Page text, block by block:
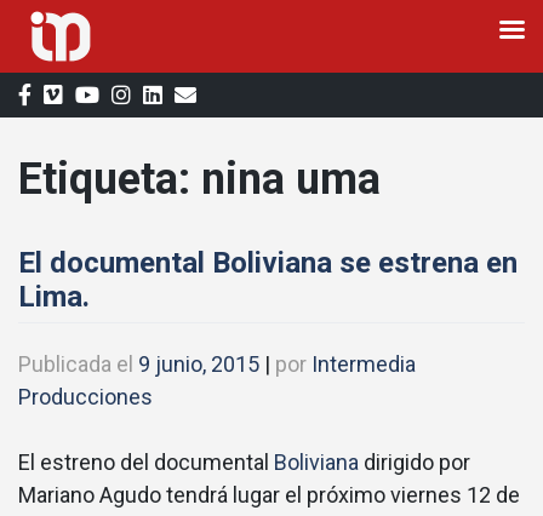
Saltar
al
Etiqueta: nina uma
El documental Boliviana se estrena en
Lima.
Publicada el 9 junio, 2015 | por Intermedia
Producciones
El estreno del documental Boliviana dirigido por
Mariano Agudo tendrá lugar el próximo viernes 12 de